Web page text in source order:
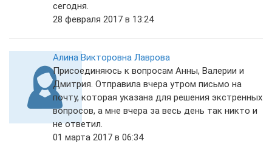
сегодня.
28 февраля 2017 в 13:24
Алина Викторовна Лаврова
Присоединяюсь к вопросам Анны, Валерии и
Дмитрия. Отправила вчера утром письмо на
почту, которая указана для решения экстренных
вопросов, а мне вчера за весь день так никто и
не ответил.
01 марта 2017 в 06:34